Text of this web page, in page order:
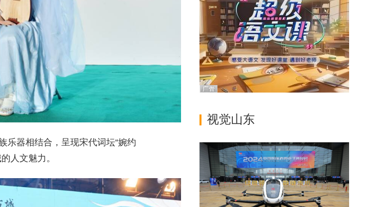
乐器相结合，呈现宋代词坛“婉约
人文魅力。
视觉山东